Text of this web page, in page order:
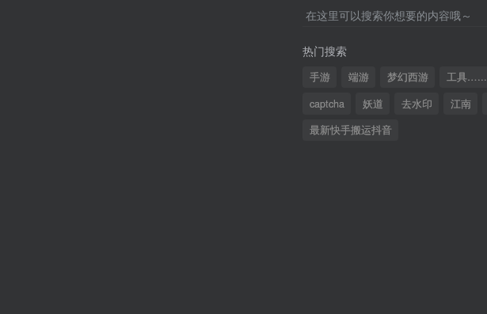
在这里可以搜索你想要的内容哦～
热门搜索
手游 端游 梦幻西游 工具…...
captcha
妖道 去水印 江南
最新快手搬运抖音